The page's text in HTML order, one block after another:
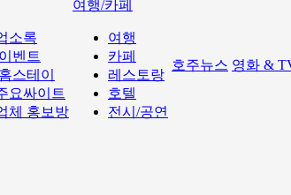
소록
벤트
스테이
요싸이트
체 홍보방
여행/카페
여행
카페
레스토랑
호텔
전시/공연
호주뉴스 영화 &